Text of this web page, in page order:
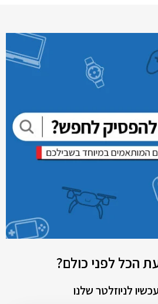
הכל לפני כולם?
לניוזלטר שלנו